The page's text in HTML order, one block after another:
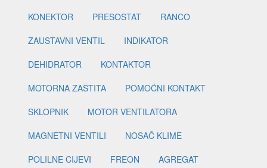
KONEKTOR
PRESOSTAT
RANCO
ZAUSTAVNI VENTIL
INDIKATOR
DEHIDRATOR
KONTAKTOR
MOTORNA ZAŠTITA
POMOĆNI KONTAKT
SKLOPNIK
MOTOR VENTILATORA
MAGNETNI VENTILI
NOSAČ KLIME
POLILNE CIJEVI
FREON
AGREGAT